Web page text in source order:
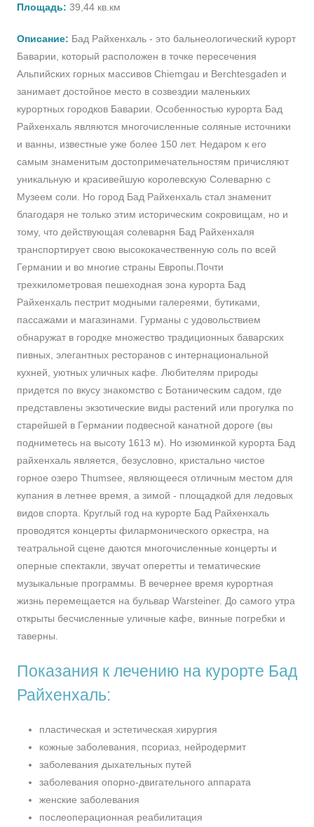
Площадь: 39,44 кв.км
Описание: Бад Райхенхаль - это бальнеологический курорт
Баварии, который расположен в точке пересечения
Альпийских горных массивов Chiemgau и Berchtesgaden и
занимает достойное место в созвездии маленьких
курортных городков Баварии. Особенностью курорта Бад
Райхенхаль являются многочисленные соляные источники
и ванны, известные уже более 150 лет. Недаром к его
самым знаменитым достопримечательностям причисляют
уникальную и красивейшую королевскую Солеварню с
Музеем соли. Но город Бад Райхенхаль стал знаменит
благодаря не только этим историческим сокровищам, но и
тому, что действующая солеварня Бад Райхенхаля
транспортирует свою высококачественную соль по всей
Германии и во многие страны Европы.Почти
трехкилометровая пешеходная зона курорта Бад
Райхенхаль пестрит модными галереями, бутиками,
пассажами и магазинами. Гурманы с удовольствием
обнаружат в городке множество традиционных баварских
пивных, элегантных ресторанов с интернациональной
кухней, уютных уличных кафе. Любителям природы
придется по вкусу знакомство с Ботаническим садом, где
представлены экзотические виды растений или прогулка по
старейшей в Германии подвесной канатной дороге (вы
подниметесь на высоту 1613 м). Но изюминкой курорта Бад
райхенхаль является, безусловно, кристально чистое
горное озеро Thumsee, являющееся отличным местом для
купания в летнее время, а зимой - площадкой для ледовых
видов спорта. Круглый год на курорте Бад Райхенхаль
проводятся концерты филармонического оркестра, на
театральной сцене даются многочисленные концерты и
оперные спектакли, звучат оперетты и тематические
музыкальные программы. В вечернее время курортная
жизнь перемещается на бульвар Warsteiner. До самого утра
открыты бесчисленные уличные кафе, винные погребки и
таверны.
Показания к лечению на курорте Бад
Райхенхаль:
пластическая и эстетическая хирургия
кожные заболевания, псориаз, нейродермит
заболевания дыхательных путей
заболевания опорно-двигательного аппарата
женские заболевания
послеоперационная реабилитация